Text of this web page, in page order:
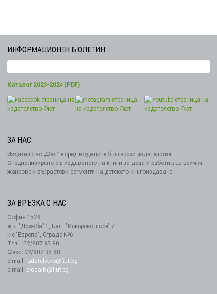
ИНФОРМАЦИОНЕН БЮЛЕТИН
Каталог 2023-2024 (PDF)
ЗА НАС
Издателство „Фют” е сред водещите български издателства.
Специализирано е в издаването на книги за деца и работи във всички
жанрове и възрастови сегменти на детското книгоиздаване.
ЗА ВРЪЗКА С НАС
София 1528
ж.к. "Дружба" 1, Бул.: "Искърско шосе" 7
к-с "Европа", Сграда №6
Тел. : 02/807 85 80
Факс: 02/807 85 88
e-mail: izdatelstvo@fiut.bg
e-maii: prodajbi@fiut.bg